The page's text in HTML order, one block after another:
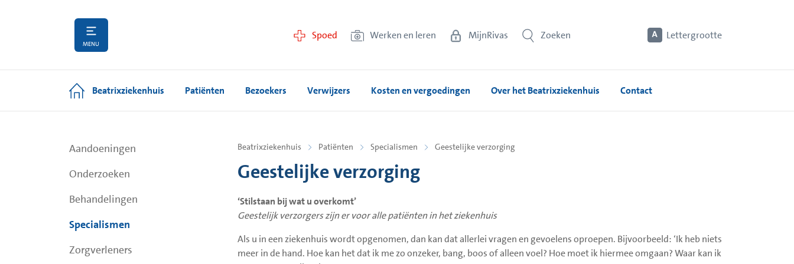
MENU
Spoed Werken en leren MijnRivas Zoeken Lettergrootte
Beatrixziekenhuis Patiënten Bezoekers Verwijzers Kosten en vergoedingen Over het Beatrixziekenhuis Contact
Aandoeningen
Onderzoeken
Behandelingen
Specialismen
Zorgverleners
Beatrixziekenhuis Patiënten Specialismen Geestelijke verzorging
Geestelijke verzorging
‘Stilstaan bij wat u overkomt’
Geestelijk verzorgers zijn er voor alle patiënten in het ziekenhuis
Als u in een ziekenhuis wordt opgenomen, dan kan dat allerlei vragen en gevoelens oproepen. Bijvoorbeeld: ‘Ik heb niets
meer in de hand. Hoe kan het dat ik me zo onzeker, bang, boos of alleen voel? Hoe moet ik hiermee omgaan? Waar kan ik